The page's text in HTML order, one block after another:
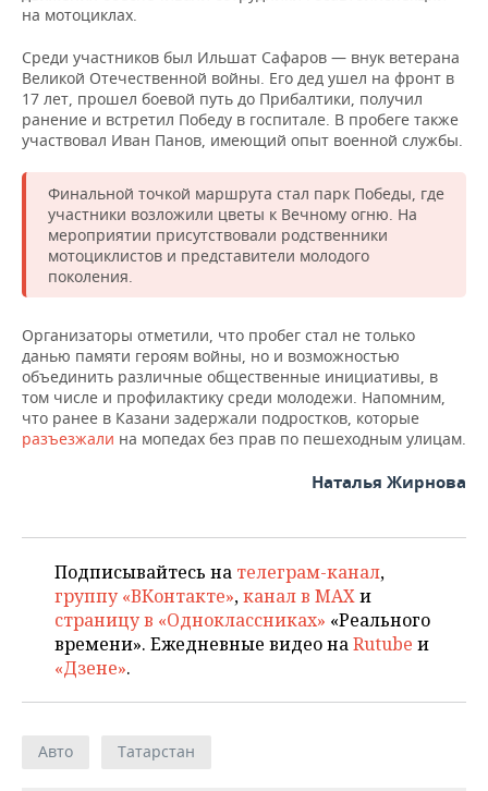
ВОДНЫЕ ВИДЫ СПОРТА
ХОККЕЙ С МЯЧОМ
ОБРАЗОВАНИЕ
ПРОИСШЕСТВИЯ
на мотоциклах.
Среди участников был Ильшат Сафаров — внук ветерана
Великой Отечественной войны. Его дед ушел на фронт в
17 лет, прошел боевой путь до Прибалтики, получил
ранение и встретил Победу в госпитале. В пробеге также
участвовал Иван Панов, имеющий опыт военной службы.
Финальной точкой маршрута стал парк Победы, где
участники возложили цветы к Вечному огню. На
мероприятии присутствовали родственники
мотоциклистов и представители молодого
поколения.
Организаторы отметили, что пробег стал не только
данью памяти героям войны, но и возможностью
объединить различные общественные инициативы, в
том числе и профилактику среди молодежи. Напомним,
что ранее в Казани задержали подростков, которые
разъезжали на мопедах без прав по пешеходным улицам.
Наталья Жирнова
Подписывайтесь на телеграм-канал,
группу «ВКонтакте»,канал в MAXи
страницу в «Одноклассниках» «Реального
времени». Ежедневные видео наRutube и
«Дзене».
Авто Татарстан